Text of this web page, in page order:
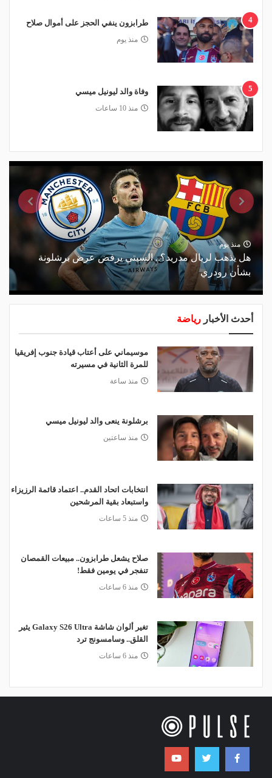
4 طرابزون ينفي الحجز على أموال صلاح
منذ يوم
5 وفاة والد ليونيل ميسي
منذ 10 ساعات
منذ يوم
هل يذهب لريال مدريد؟.. السيتي يرفض عرض برشلونة
بشأن رودري
أحدث الأخبار رياضة
موسيماني على أعتاب قيادة جنوب إفريقيا
للمرة الثانية في مسيرته
منذ ساعة
برشلونة ينعى والد ليونيل ميسي
منذ ساعتين
انتخابات اتحاد القدم.. اعتماد قائمة الرزيزاء
واستبعاد بقية المرشحين
منذ 5 ساعات
صلاح يشعل طرابزون.. مبيعات القمصان
تنفجر في يومين فقط!
منذ 6 ساعات
تغير ألوان شاشة Galaxy S26 Ultra يثير
القلق.. وسامسونج ترد
منذ 6 ساعات